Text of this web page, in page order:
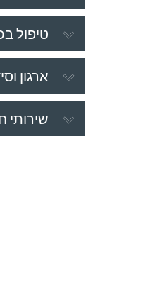
טיפול
ארגון
שירותי